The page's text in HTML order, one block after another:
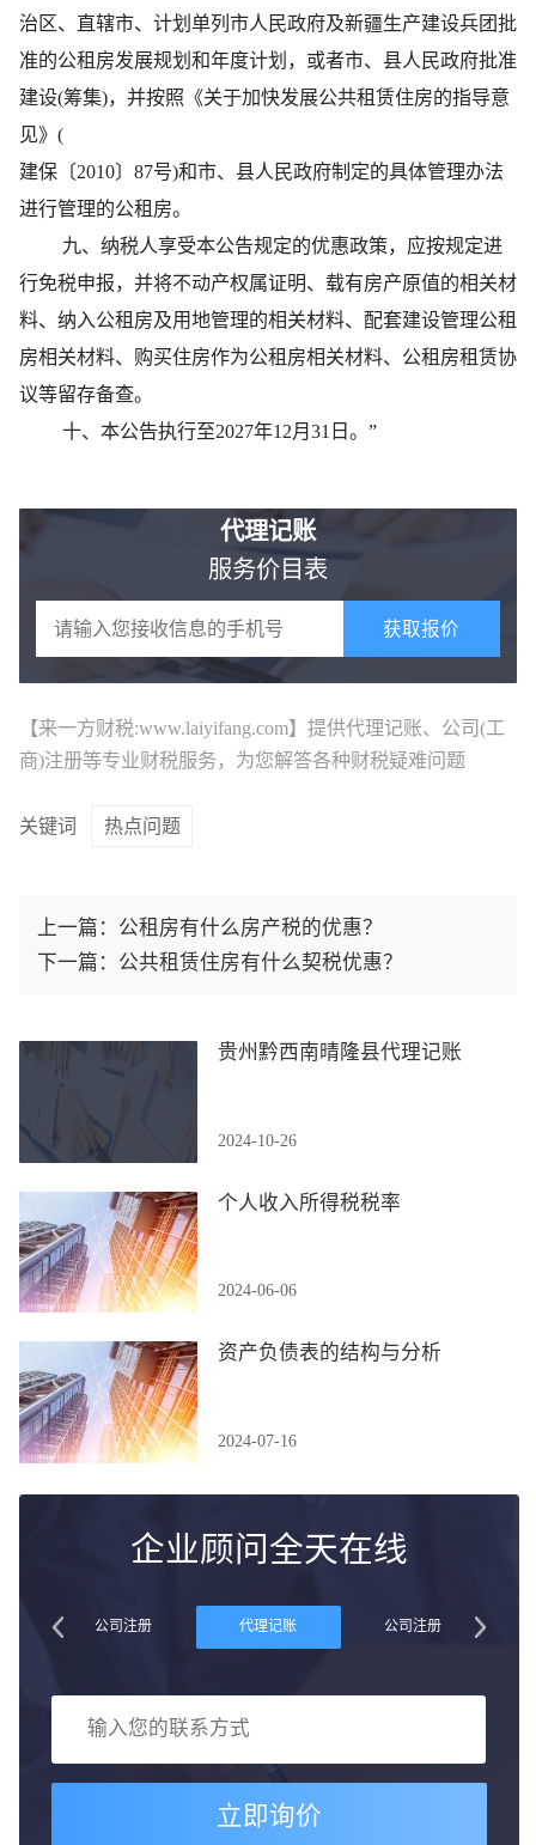
治区、直辖市、计划单列市人民政府及新疆生产建设兵团批
准的公租房发展规划和年度计划，或者市、县人民政府批准
建设(筹集)，并按照《关于加快发展公共租赁住房的指导意
见》(
建保〔2010〕87号)和市、县人民政府制定的具体管理办法
进行管理的公租房。
九、纳税人享受本公告规定的优惠政策，应按规定进
行免税申报，并将不动产权属证明、载有房产原值的相关材
料、纳入公租房及用地管理的相关材料、配套建设管理公租
房相关材料、购买住房作为公租房相关材料、公租房租赁协
议等留存备查。
十、本公告执行至2027年12月31日。”
代理记账
服务价目表
获取报价
【来一方财税:www.laiyifang.com】提供代理记账、公司(工
商)注册等专业财税服务，为您解答各种财税疑难问题
关键词 热点问题
上一篇： 公租房有什么房产税的优惠？
下一篇： 公共租赁住房有什么契税优惠？
贵州黔西南晴隆县代理记账
2024-10-26
个人收入所得税税率
2024-06-06
资产负债表的结构与分析
2024-07-16
企业顾问全天在线
公司注册 代理记账 公司注册
立即询价